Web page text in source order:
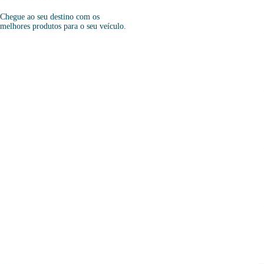
Chegue ao seu destino com os
melhores produtos para o seu veículo.